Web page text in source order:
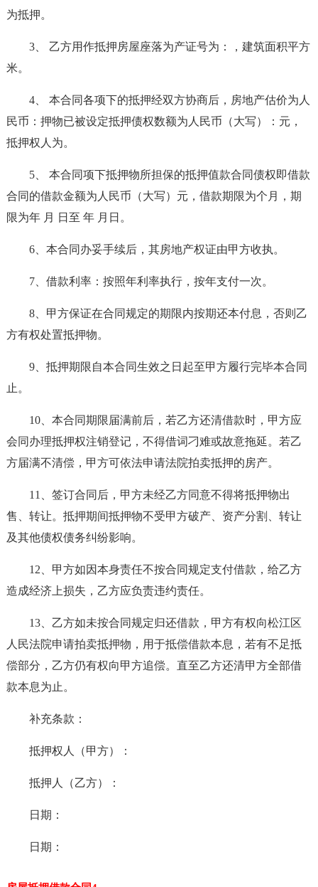
为抵押。
3、 乙方用作抵押房屋座落为产证号为：，建筑面积平方
米。
4、 本合同各项下的抵押经双方协商后，房地产估价为人
民币：押物已被设定抵押债权数额为人民币（大写）：元，
抵押权人为。
5、 本合同项下抵押物所担保的抵押值款合同债权即借款
合同的借款金额为人民币（大写）元，借款期限为个月，期
限为年 月 日至 年 月日。
6、本合同办妥手续后，其房地产权证由甲方收执。
7、借款利率：按照年利率执行，按年支付一次。
8、甲方保证在合同规定的期限内按期还本付息，否则乙
方有权处置抵押物。
9、抵押期限自本合同生效之日起至甲方履行完毕本合同
止。
10、本合同期限届满前后，若乙方还清借款时，甲方应
会同办理抵押权注销登记，不得借词刁难或故意拖延。若乙
方届满不清偿，甲方可依法申请法院拍卖抵押的房产。
11、签订合同后，甲方未经乙方同意不得将抵押物出
售、转让。抵押期间抵押物不受甲方破产、资产分割、转让
及其他债权债务纠纷影响。
12、甲方如因本身责任不按合同规定支付借款，给乙方
造成经济上损失，乙方应负责违约责任。
13、乙方如未按合同规定归还借款，甲方有权向松江区
人民法院申请拍卖抵押物，用于抵偿借款本息，若有不足抵
偿部分，乙方仍有权向甲方追偿。直至乙方还清甲方全部借
款本息为止。
补充条款：
抵押权人（甲方）：
抵押人（乙方）：
日期：
日期：